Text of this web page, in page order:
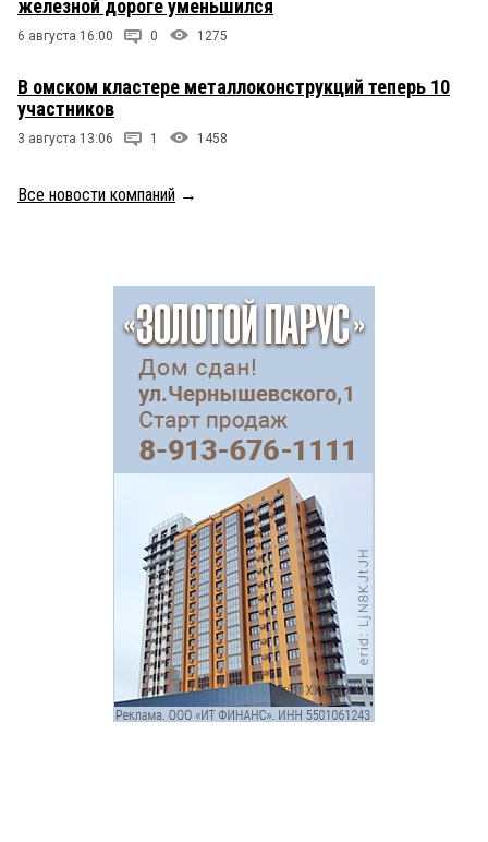
железной дороге уменьшился
6 августа 16:00 0 1275
В омском кластере металлоконструкций теперь 10
участников
3 августа 13:06 1 1458
Все новости компаний →